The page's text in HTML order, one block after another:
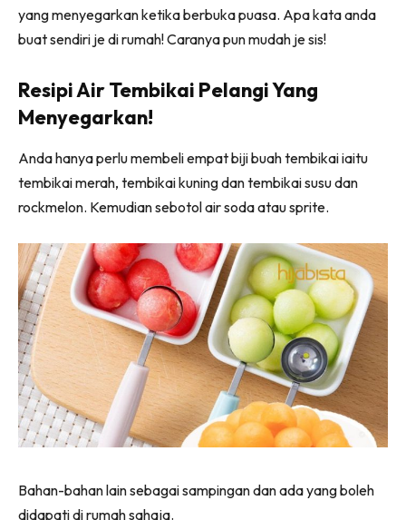
yang menyegarkan ketika berbuka puasa. Apa kata anda
buat sendiri je di rumah! Caranya pun mudah je sis!
Resipi Air Tembikai Pelangi Yang
Menyegarkan!
Anda hanya perlu membeli empat biji buah tembikai iaitu
tembikai merah, tembikai kuning dan tembikai susu dan
rockmelon. Kemudian sebotol air soda atau sprite.
Bahan-bahan lain sebagai sampingan dan ada yang boleh
didapati di rumah sahaja.